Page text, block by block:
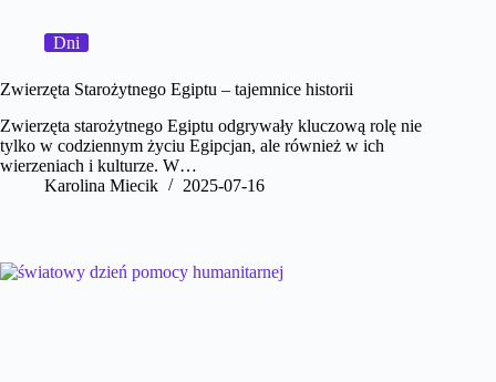
Dni
Zwierzęta Starożytnego Egiptu – tajemnice historii
Zwierzęta starożytnego Egiptu odgrywały kluczową rolę nie
tylko w codziennym życiu Egipcjan, ale również w ich
wierzeniach i kulturze. W…
Karolina Miecik
2025-07-16